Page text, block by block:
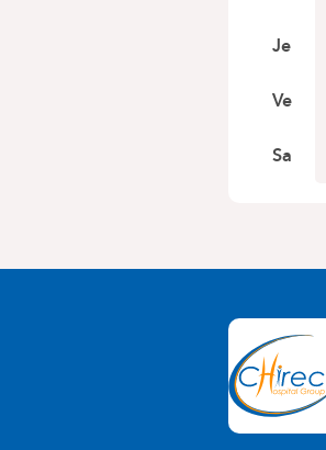
Je
Ve
Sa